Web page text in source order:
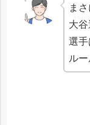
ま
大
選
ル